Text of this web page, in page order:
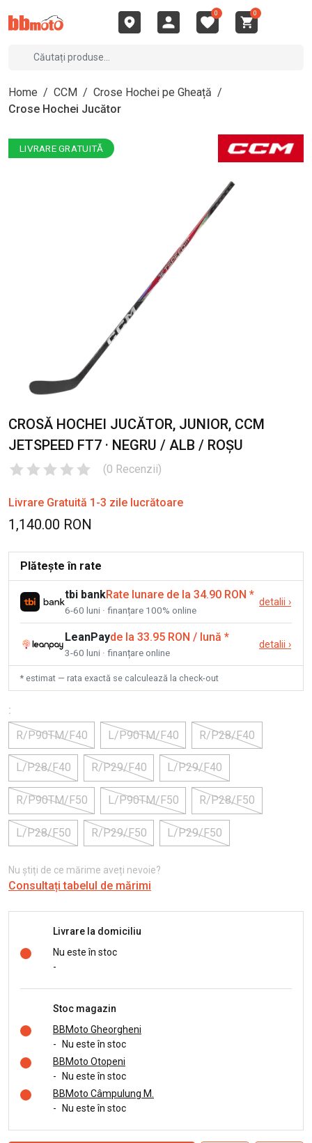
0 0
Home / CCM / Crose Hochei pe Gheață /
Crose Hochei Jucător
LIVRARE GRATUITĂ
CROSĂ HOCHEI JUCĂTOR, JUNIOR, CCM
JETSPEED FT7 · NEGRU / ALB / ROȘU
(0 Recenzii)
Livrare Gratuită 1-3 zile lucrătoare
1,140.00 RON
Plătește în rate
tbi bankRate lunare de la 34.90 RON *
6-60 luni · finanțare 100% online
detalii ›
LeanPayde la 33.95 RON / lună *
3-60 luni · finanțare online
detalii ›
* estimat — rata exactă se calculează la check-out
:
R/P90TM/F40
L/P90TM/F40 R/P28/F40
L/P28/F40 R/P29/F40 L/P29/F40
R/P90TM/F50 L/P90TM/F50 R/P28/F50
L/P28/F50 R/P29/F50 L/P29/F50
Nu știți de ce mărime aveți nevoie?
Consultați tabelul de mărimi
Livrare la domiciliu
Nu este în stoc
-
Stoc magazin
BBMoto Gheorgheni
-
Nu este în stoc
BBMoto Otopeni
-
Nu este în stoc
BBMoto Câmpulung M.
-
Nu este în stoc